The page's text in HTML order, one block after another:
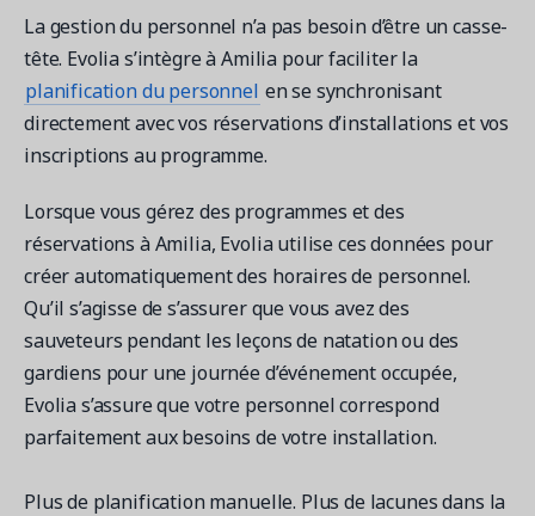
La gestion du personnel n’a pas besoin d’être un casse-
tête. Evolia s’intègre à Amilia pour faciliter la
planification du personnel en se synchronisant
directement avec vos réservations d’installations et vos
inscriptions au programme.
Lorsque vous gérez des programmes et des
réservations à Amilia, Evolia utilise ces données pour
créer automatiquement des horaires de personnel.
Qu’il s’agisse de s’assurer que vous avez des
sauveteurs pendant les leçons de natation ou des
gardiens pour une journée d’événement occupée,
Evolia s’assure que votre personnel correspond
parfaitement aux besoins de votre installation.
Plus de planification manuelle. Plus de lacunes dans la